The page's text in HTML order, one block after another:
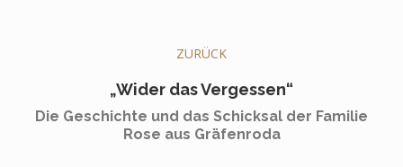
ZURÜCK
„Wider das Vergessen“
Die Geschichte und das Schicksal der Familie
Rose aus Gräfenroda